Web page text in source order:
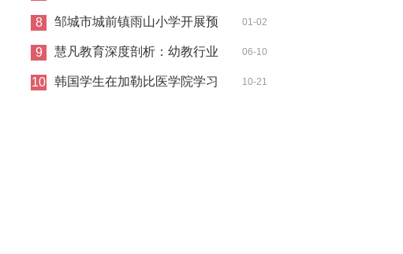
小组课
8 邹城市城前镇雨山小学开展预
防 一氧
01-02
9 慧凡教育深度剖析：幼教行业
与互联
06-10
10 韩国学生在加勒比医学院学习 10-21